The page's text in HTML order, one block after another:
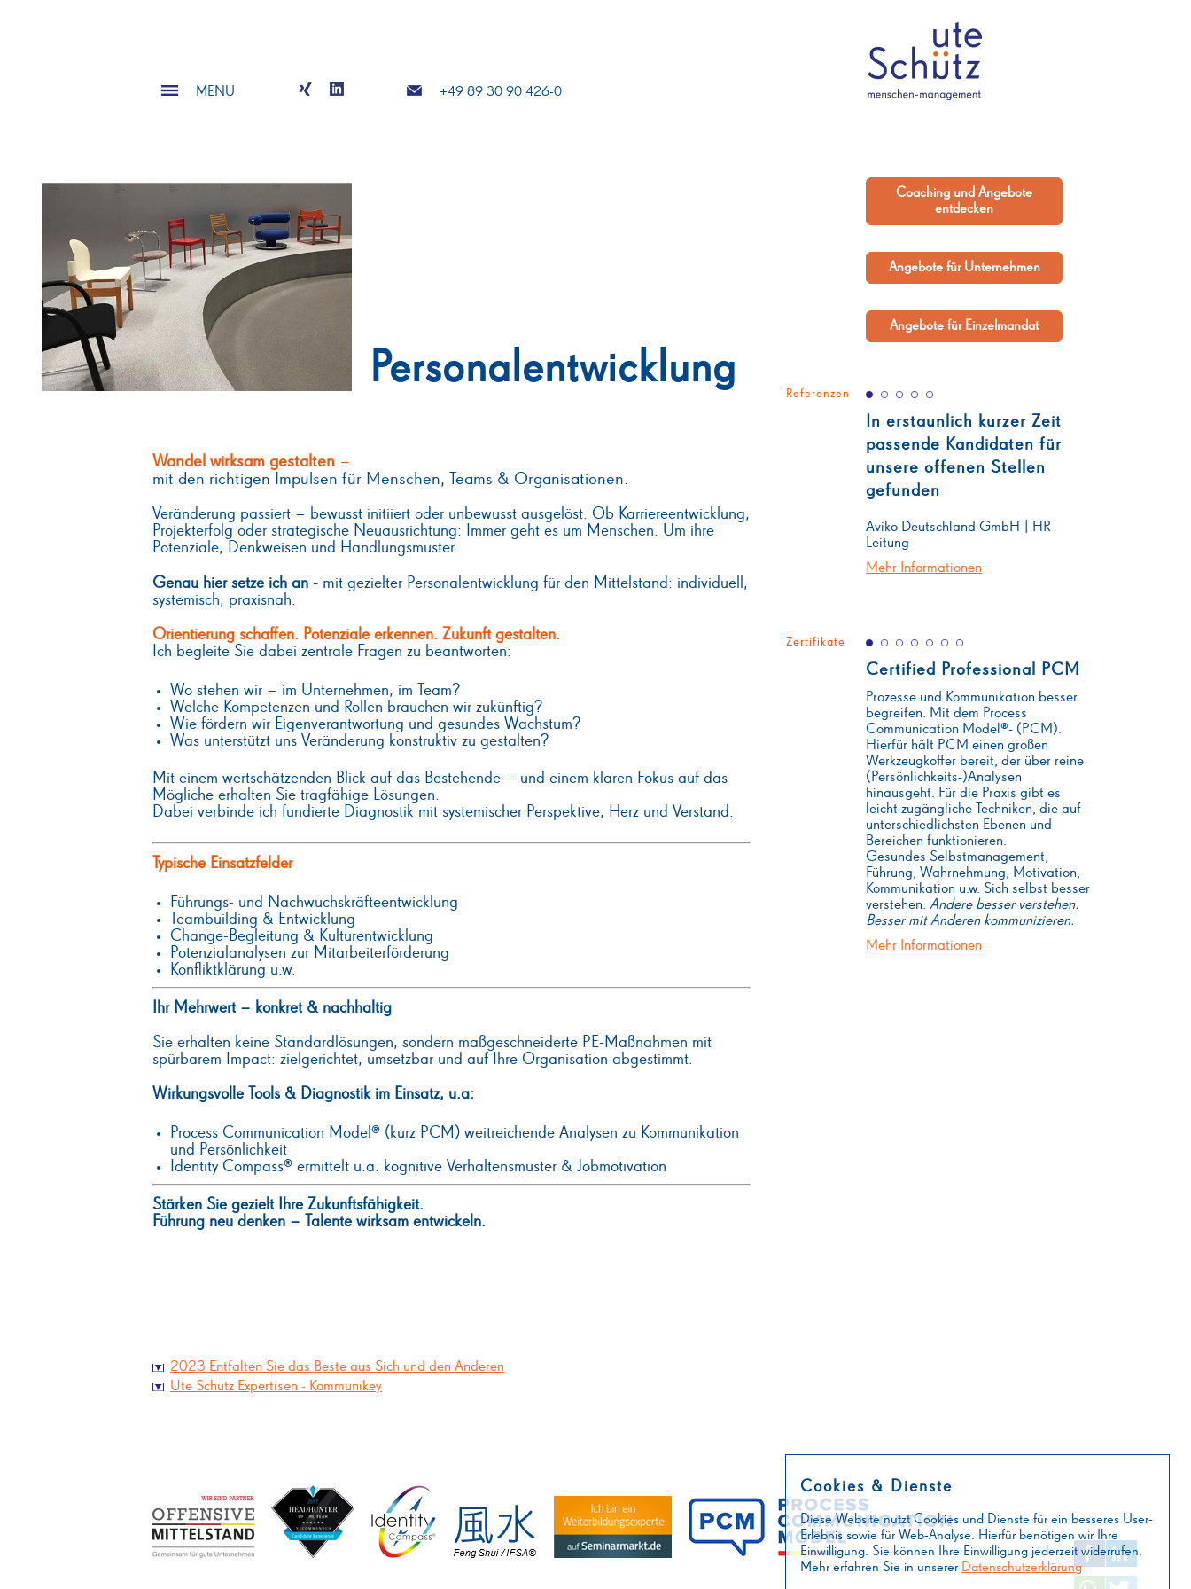
MENU +49 89 30 90 426-0
Personalentwicklung
Wandel wirksam gestalten –
mit den richtigen Impulsen für Menschen, Teams & Organisationen.
Veränderung passiert – bewusst initiiert oder unbewusst ausgelöst. Ob Karriereentwicklung,
Projekterfolg oder strategische Neuausrichtung: Immer geht es um Menschen. Um ihre
Potenziale, Denkweisen und Handlungsmuster.
Genau hier setze ich an - mit gezielter Personalentwicklung für den Mittelstand: individuell,
systemisch, praxisnah.
Orientierung schaffen. Potenziale erkennen. Zukunft gestalten.
Ich begleite Sie dabei zentrale Fragen zu beantworten:
Wo stehen wir – im Unternehmen, im Team?
Welche Kompetenzen und Rollen brauchen wir zukünftig?
Wie fördern wir Eigenverantwortung und gesundes Wachstum?
Was unterstützt uns Veränderung konstruktiv zu gestalten?
Mit einem wertschätzenden Blick auf das Bestehende – und einem klaren Fokus auf das
Mögliche erhalten Sie tragfähige Lösungen.
Dabei verbinde ich fundierte Diagnostik mit systemischer Perspektive, Herz und Verstand.
Typische Einsatzfelder
Führungs- und Nachwuchskräfteentwicklung
Teambuilding & Entwicklung
Change-Begleitung & Kulturentwicklung
Potenzialanalysen zur Mitarbeiterförderung
Konfliktklärung u.w.
Ihr Mehrwert – konkret & nachhaltig
Sie erhalten keine Standardlösungen, sondern maßgeschneiderte PE-Maßnahmen mit
spürbarem Impact: zielgerichtet, umsetzbar und auf Ihre Organisation abgestimmt.
Wirkungsvolle Tools & Diagnostik im Einsatz, u.a:
Process Communication Model® (kurz PCM) weitreichende Analysen zu Kommunikation
und Persönlichkeit
Identity Compass® ermittelt u.a. kognitive Verhaltensmuster & Jobmotivation
Stärken Sie gezielt Ihre Zukunftsfähigkeit.
Führung neu denken – Talente wirksam entwickeln.
2023 Entfalten Sie das Beste aus Sich und den Anderen
Ute Schütz Expertisen - Kommunikey
Coaching und Angebote
entdecken
Angebote für Unternehmen
Angebote für Einzelmandat
Referenzen
In erstaunlich kurzer Zeit
passende Kandidaten für
unsere offenen Stellen
gefunden
Aviko Deutschland GmbH | HR
Leitung
Mehr Informationen
Zertifikate
Certified Professional PCM
Prozesse und Kommunikation besser
begreifen. Mit dem Process
Communication Model®- (PCM).
Hierfür hält PCM einen großen
Werkzeugkoffer bereit, der über reine
(Persönlichkeits-)Analysen
hinausgeht. Für die Praxis gibt es
leicht zugängliche Techniken, die auf
unterschiedlichsten Ebenen und
Bereichen funktionieren.
Gesundes Selbstmanagement,
Führung, Wahrnehmung, Motivation,
Kommunikation u.w. Sich selbst besser
verstehen. Andere besser verstehen.
Besser mit Anderen kommunizieren.
Mehr Informationen
Cookies & Dienste
Diese Website nutzt Cookies und Dienste für ein besseres User-
Erlebnis sowie für Web-Analyse. Hierfür benötigen wir Ihre
Einwilligung. Sie können Ihre Einwilligung jederzeit widerrufen.
Mehr erfahren Sie in unserer Datenschutzerklärung